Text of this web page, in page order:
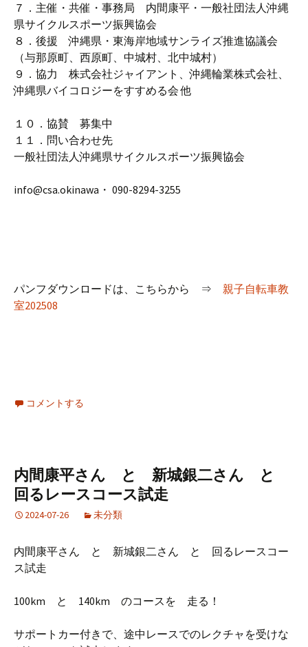
７．主催・共催・事務局 内間康平・一般社団法人沖縄
県サイクルスポーツ振興協会
８．後援 沖縄県・東海岸地域サンライズ推進協議会
（与那原町、西原町、中城村、北中城村）
９．協力 株式会社ジャイアント、沖縄輪業株式会社、
沖縄県バイコロジーをすすめる会 他
１０．協賛 募集中
１１．問い合わせ先
一般社団法人沖縄県サイクルスポーツ振興協会
info@csa.okinawa・ 090-8294-3255
パンフダウンロードは、こちらから ⇒ 親子自転車教
室202508
コメントする
内間康平さん と 新城銀二さん と
回るレースコース試走
2024-07-26 未分類
内間康平さん と 新城銀二さん と 回るレースコー
ス試走
100km と 140km のコースを 走る！
サポートカー付きで、途中レースでのレクチャを受けな